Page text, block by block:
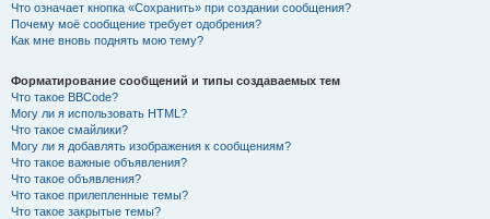
Что означает кнопка «Сохранить» при создании сообщения?
Почему моё сообщение требует одобрения?
Как мне вновь поднять мою тему?
Форматирование сообщений и типы создаваемых тем
Что такое BBCode?
Могу ли я использовать HTML?
Что такое смайлики?
Могу ли я добавлять изображения к сообщениям?
Что такое важные объявления?
Что такое объявления?
Что такое прилепленные темы?
Что такое закрытые темы?